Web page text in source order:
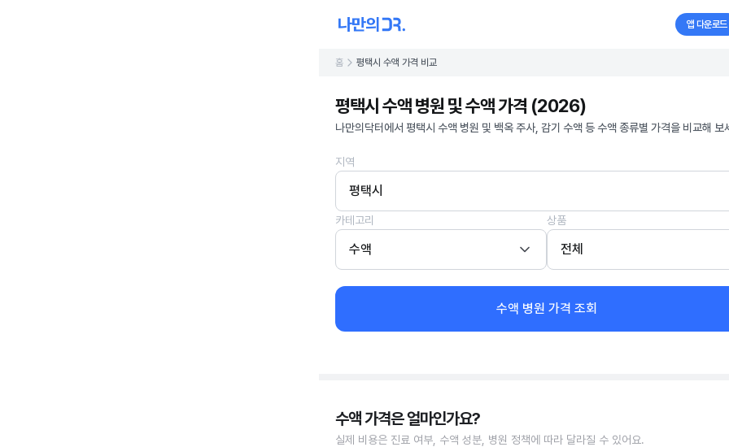
앱 다운로드
홈 평택시 수액 가격 비교
평택시 수액 병원 및 수액 가격 (2026)
나만의닥터에서 평택시 수액 병원 및 백옥 주사, 감기 수액 등 수액 종류별 가격을 비교해 보
지역
평택시
카테고리
수액
상품
전체
수액 병원 가격 조회
수액 가격은 얼마인가요?
실제 비용은 진료 여부, 수액 성분, 병원 정책에 따라 달라질 수 있어요.